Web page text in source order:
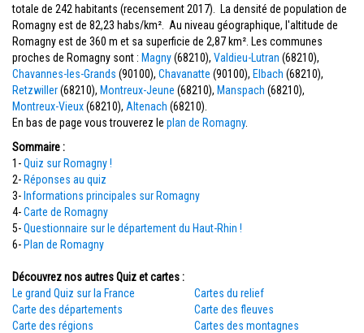
totale de 242 habitants (recensement 2017). La densité de population de
Romagny est de 82,23 habs/km². Au niveau géographique, l'altitude de
Romagny est de 360 m et sa superficie de 2,87 km². Les communes
proches de Romagny sont : Magny(68210), Valdieu-Lutran (68210),
Chavannes-les-Grands (90100), Chavanatte (90100), Elbach (68210),
Retzwiller(68210), Montreux-Jeune (68210), Manspach (68210),
Montreux-Vieux(68210), Altenach (68210).
En bas de page vous trouverez le plan de Romagny.
Sommaire :
1-Quiz sur Romagny !
2- Réponses au quiz
3- Informations principales sur Romagny
4-Carte de Romagny
5-Questionnaire sur le département du Haut-Rhin !
6- Plan de Romagny
Découvrez nos autres Quiz et cartes :
Le grand Quiz sur la France
Carte des départements
Carte des régions
Cartes du relief
Carte des fleuves
Cartes des montagnes